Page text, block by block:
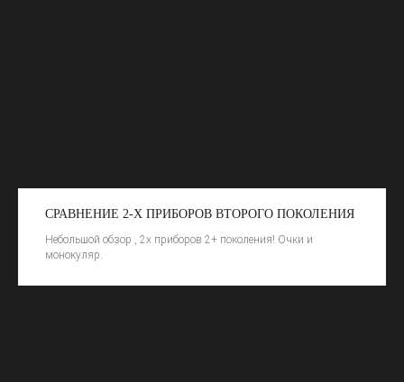
СРАВНЕНИЕ 2-Х ПРИБОРОВ ВТОРОГО ПОКОЛЕНИЯ
Небольшой обзор , 2х приборов 2+ поколения! Очки и
монокуляр.